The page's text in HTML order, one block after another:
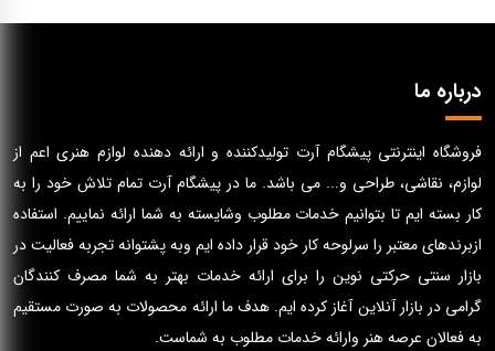
درباره ما
فروشگاه اینترنتی پیشگام آرت تولیدکننده و ارائه دهنده لوازم هنری اعم از
لوازم، نقاشی، طراحی و... می باشد. ما در پیشگام آرت تمام تلاش خود را به
کار بسته ایم تا بتوانیم خدمات مطلوب وشایسته به شما ارائه نماییم. استفاده
ازبرندهای معتبر را سرلوحه کار خود قرار داده ایم وبه پشتوانه تجربه فعالیت در
بازار سنتی حرکتی نوین را برای ارائه خدمات بهتر به شما مصرف کنندگان
گرامی در بازار آنلاین آغاز کرده ایم. هدف ما ارائه محصولات به صورت مستقیم
به فعالان عرصه هنر وارائه خدمات مطلوب به شماست.